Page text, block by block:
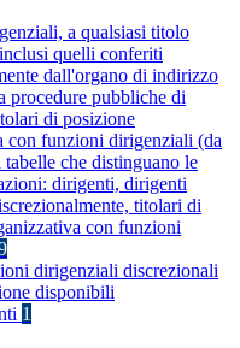
a qualsiasi titolo
quelli conferiti
dall'organo di indirizzo
procedure pubbliche di
di posizione
con funzioni dirigenziali (da
che distinguano le
dirigenti, dirigenti
titolari di
con funzioni
dirigenziali discrezionali
disponibili
1